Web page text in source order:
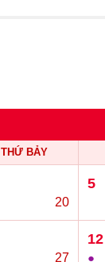
THỨ BẢY
20
5
27
12
●